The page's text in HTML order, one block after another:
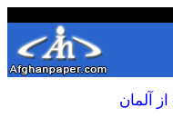
آلمان